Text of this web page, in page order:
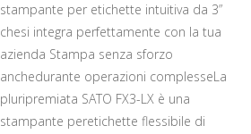
stampante per etichette intuitiva da 3”
chesi integra perfettamente con la tua
azienda Stampa senza sforzo
anchedurante operazioni complesseLa
pluripremiata SATO FX3-LX è una
stampante peretichette flessibile di